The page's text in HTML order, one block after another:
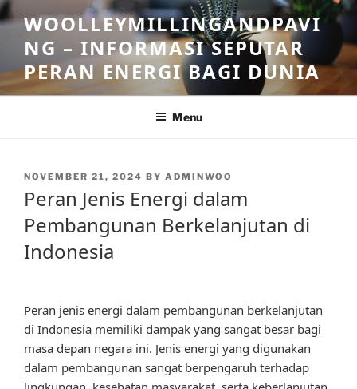
Skip
to
content
WOOLLEYMILLINGANDPAVI
NG – INFORMASI SEPUTAR
PERAN ENERGI BAGI DUNIA
Menu
POSTED
NOVEMBER 21, 2024 BY ADMINWOO
Peran Jenis Energi dalam
Pembangunan Berkelanjutan di
Indonesia
Peran jenis energi dalam pembangunan berkelanjutan
di Indonesia memiliki dampak yang sangat besar bagi
masa depan negara ini. Jenis energi yang digunakan
dalam pembangunan sangat berpengaruh terhadap